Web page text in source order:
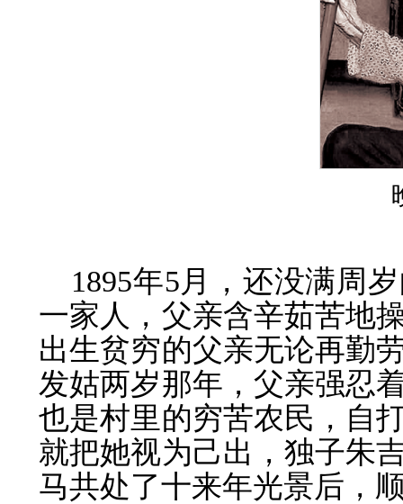
1895年5月，还没满周
一家人，父亲含辛茹苦地
出生贫穷的父亲无论再勤
发姑两岁那年，父亲强忍
也是村里的穷苦农民，自
就把她视为己出，独子朱
马共处了十来年光景后，